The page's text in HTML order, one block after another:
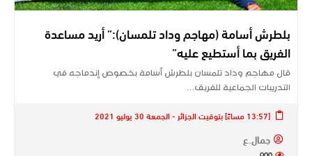
بلطرش أسامة (مهاجم وداد تلمسان):” أريد مساعدة
الفريق بما أستطيع عليه”
قال مهاجم وداد تلمسان بلطرش أسامة بخصوص إندماجه في
التدريبات الجماعية للفريق…
[13:57 مساءً] بتوقيت الجزائر - الجمعة 30 يوليو 2021
جمال.ع